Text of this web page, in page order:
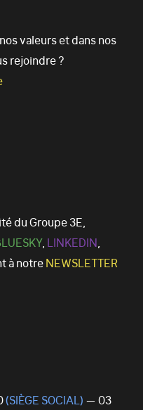
valeurs et dans nos
rejoindre ?
du Groupe 3E,
, LINKEDIN,
à notreNEWSLETTER
(SIÈGE SOCIAL) — 03